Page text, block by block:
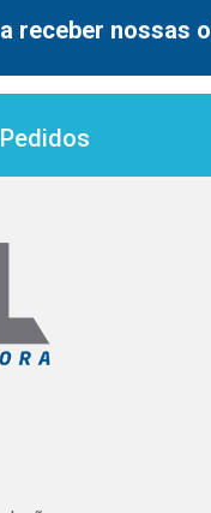
receber nossas